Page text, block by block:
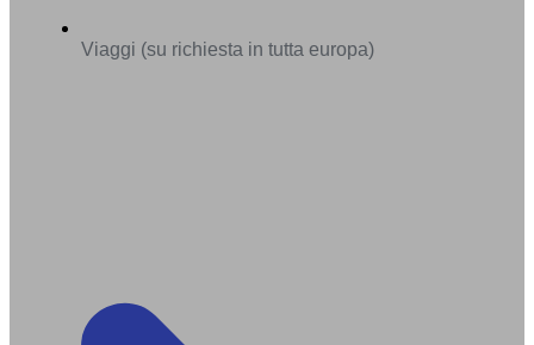
Viaggi (su richiesta in tutta europa)